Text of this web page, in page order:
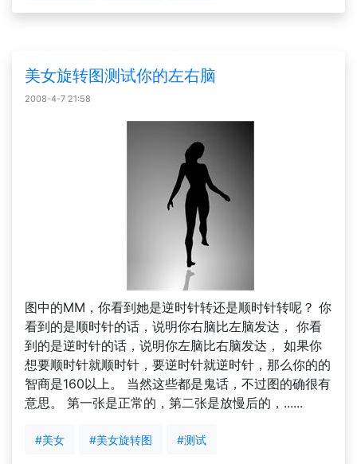
美女旋转图测试你的左右脑
2008-4-7 21:58
图中的MM，你看到她是逆时针转还是顺时针转呢？ 你
看到的是顺时针的话，说明你右脑比左脑发达， 你看
到的是逆时针的话，说明你左脑比右脑发达， 如果你
想要顺时针就顺时针，要逆时针就逆时针，那么你的的
智商是160以上。 当然这些都是鬼话，不过图的确很有
意思。 第一张是正常的，第二张是放慢后的，......
#美女 #美女旋转图 #测试